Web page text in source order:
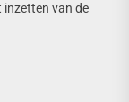
inzetten van de